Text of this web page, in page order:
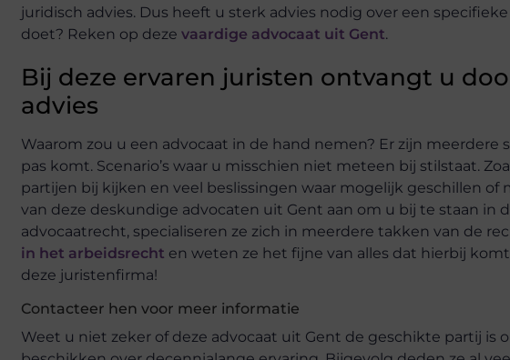
juridisch advies. Dus heeft u sterk advies nodig over een
doet? Reken op deze vaardige advocaat uit Gent.
Bij deze ervaren juristen ontvangt u
advies
Waarom zou u een advocaat in de hand nemen? Er zijn meerdere
pas komt. Scenario’s waar u misschien niet meteen bij stilstaat.
partijen bij kijken en veel beslissingen waar mogelijk geschillen
van deze deskundige advocaten uit Gent aan om u bij te staan in
advocaatrecht, specialiseren ze zich in meerdere takken van de
in het arbeidsrecht en weten ze het fijne van alles dat hierbij
deze juristenfirma!
Contacteer hen voor meer informatie
Weet u niet zeker of deze advocaat uit Gent de geschikte partij is